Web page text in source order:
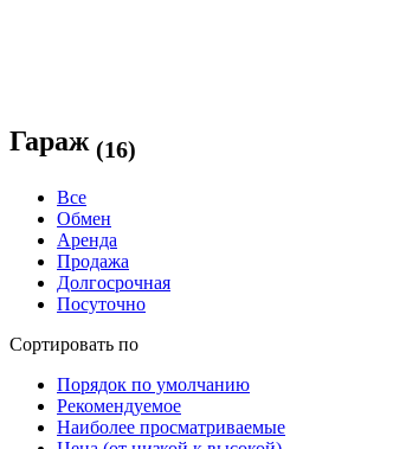
Гараж (16)
Все
Обмен
Аренда
Продажа
Долгосрочная
Посуточно
Сортировать по
Порядок по умолчанию
Рекомендуемое
Наиболее просматриваемые